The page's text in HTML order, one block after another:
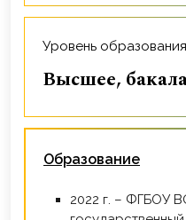
Уровень образования
Высшее,
Образование
2022 г. – ФГБОУ ВО «Кемеровский